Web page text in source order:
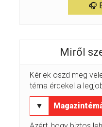
🎧
Miről
Kérlek oszd meg
téma érdekel a
▼